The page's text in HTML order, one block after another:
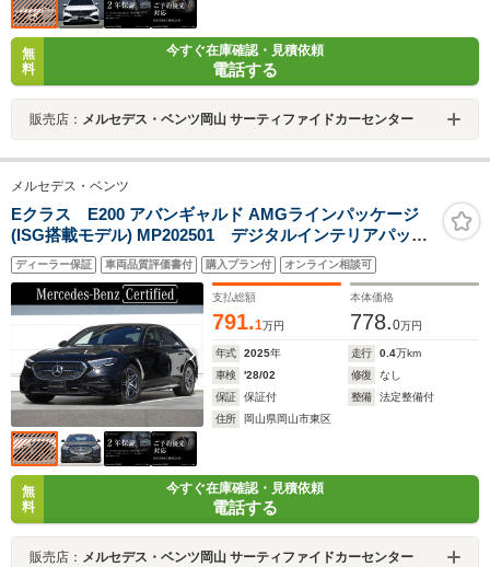
無
料
今すぐ在庫確認・見積依頼
電話する
販売店： メルセデス・ベンツ岡山 サーティファイドカーセンター
メルセデス・ベンツ
Eクラス E200 アバンギャルド AMGラインパッケージ
(ISG搭載モデル) MP202501 デジタルインテリアパッケ
ージ アドバンスドパッケージ レザーエクスクルーシ
ブパッケージ パノラミックスライディングルーフ
ディーラー保証 車両品質評価書付 購入プラン付 オンライン相談可
支払総額
791.1万円
本体価格
778.0万円
年式 2025年 走行 0.4万km
車検
'28/02 修復
なし
保証
保証付 整備
法定整備付
住所
岡山県岡山市東区
無
料
今すぐ在庫確認・見積依頼
電話する
販売店： メルセデス・ベンツ岡山 サーティファイドカーセンター